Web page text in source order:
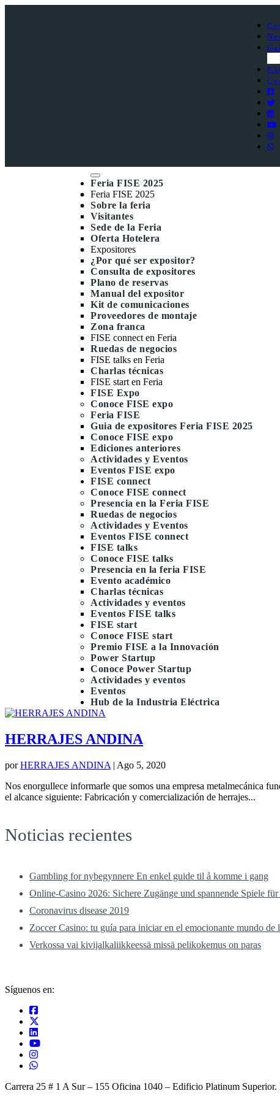
Feria FISE 2025
Feria FISE 2025
Sobre la feria
Visitantes
Sede de la Feria
Oferta Hotelera
Expositores
¿Por qué ser expositor?
Consulta de expositores
Plano de reservas
Manual del expositor
Kit de comunicaciones
Proveedores de montaje
Zona franca
FISE connect en Feria
Ruedas de negocios
FISE talks en Feria
Charlas técnicas
FISE start en Feria
FISE Expo
Conoce FISE expo
Feria FISE
Guia de expositores Feria FISE 2025
Conoce FISE expo
Ediciones anteriores
Actividades y Eventos
Eventos FISE expo
FISE connect
Conoce FISE connect
Presencia en la Feria FISE
Ruedas de negocios
Actividades y Eventos
Eventos FISE connect
FISE talks
Conoce FISE talks
Presencia en la feria FISE
Evento académico
Charlas técnicas
Actividades y eventos
Eventos FISE talks
FISE start
Conoce FISE start
Premio FISE a la Innovación
Power Startup
Conoce Power Startup
Actividades y eventos
Eventos
Hub de la Industria Eléctrica
HERRAJES ANDINA
porHERRAJES ANDINA | Ago 5, 2020
Nos enorgullece informarle que somos una empresa metalmecánica
el alcance siguiente: Fabricación y comercialización de herrajes...
Noticias recientes
Gambling for nybegynnere En enkel guide til å komme i gang
Online-Casino 2026: Sichere Zugänge und spannende Spiele
Coronavirus disease 2019
Zoccer Casino: tu guía para iniciar en el emocionante mundo de
Verkossa vai kivijalkaliikkeessä missä pelikokemus on paras
Síguenos en:
Carrera 25 # 1 A Sur – 155 Oficina 1040 – Edificio Platinum